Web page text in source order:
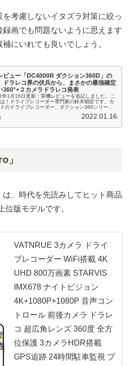
考慮しないイタズラ対策に絞っ
画でも問題ないように思えます
にいれても良いでしょう。
ビュー「DC4000R ダクション360D」の
ラレコ界の伏兵から、まさかの最強確定
360°+２カメラドラレコ発表
1月16日更新：実機レビューを追記しました。こ
！ドライブレコーダー専門家の鈴木朝臣です。カ
のドライブレコーダー、ダクション360シリーズ
2022.01.16
」
、時代を先読みしてヒット商品
位版モデルです。
VATNRUE 3カメラ ドライ
ブレコーダー WiFi搭載 4K
UHD 800万画素 STARVIS
IMX678 ナイトビジョン
4K+1080P+1080P 音声コン
トロール 前後カメラ ドラレ
コ 超広角レンズ 360度 全方
位保護 3カメラHDR搭載
GPS追跡 24時間駐車監視 プ